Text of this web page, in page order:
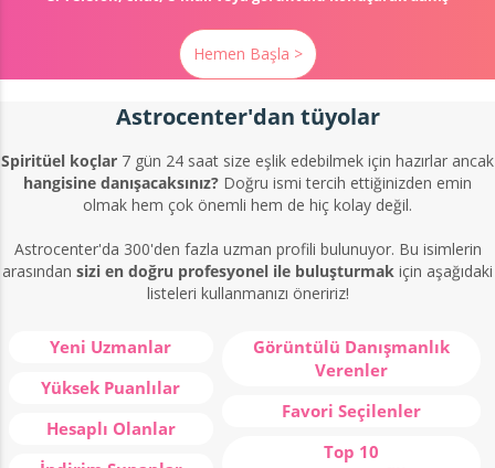
Hemen Başla >
Astrocenter'dan tüyolar
Spiritüel koçlar 7 gün 24 saat size eşlik edebilmek için hazırlar ancak
hangisine danışacaksınız? Doğru ismi tercih ettiğinizden emin
olmak hem çok önemli hem de hiç kolay değil.
Astrocenter'da 300'den fazla uzman profili bulunuyor. Bu isimlerin
arasından sizi en doğru profesyonel ile buluşturmak için aşağıdaki
listeleri kullanmanızı öneririz!
Yeni Uzmanlar
Yüksek Puanlılar
Hesaplı Olanlar
Görüntülü Danışmanlık
Verenler
Favori Seçilenler
Top 10